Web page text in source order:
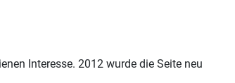
Interesse. 2012 wurde die Seite neu